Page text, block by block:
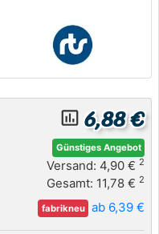
insert_chart_outlined 6,88 €
Günstiges Angebot
Versand: 4,90 € 2
Gesamt: 11,78 € 2
fabrikneu ab 6,39 €